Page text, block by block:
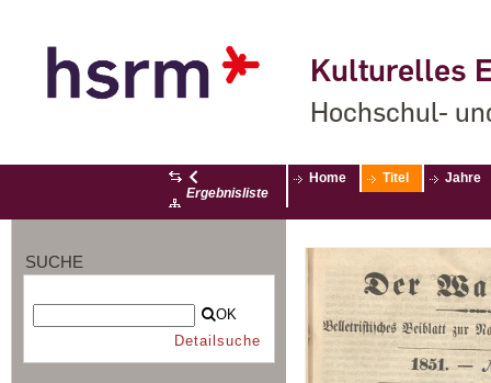
Kulturelles
Hochschul-
Ergebnisliste
Home Titel Jahre
SUCHE
OK
Detailsuche